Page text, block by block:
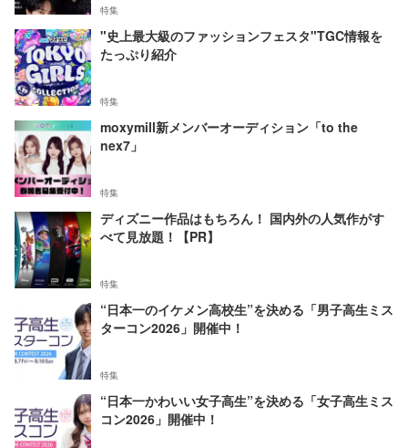
特集
"史上最大級のファッションフェスタ"TGC情報を
たっぷり紹介
特集
moxymill新メンバーオーディション「to the
nex7」
特集
ディズニー作品はもちろん！ 国内外の人気作がす
べて見放題！【PR】
特集
“日本一のイケメン高校生”を決める「男子高生ミス
ターコン2026」開催中！
特集
“日本一かわいい女子高生”を決める「女子高生ミス
コン2026」開催中！